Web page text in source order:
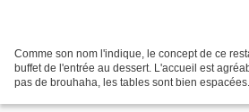
Comme son nom l'indique, le concept de ce
buffet de l'entrée au dessert. L'accueil est
pas de brouhaha, les tables sont bien